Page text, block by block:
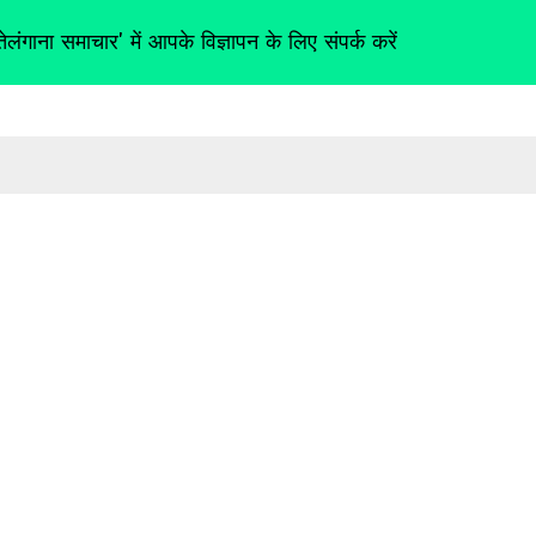
समाचार' में आपके विज्ञापन के लिए संपर्क करें